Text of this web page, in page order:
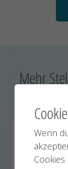
Mehr
Assistant
Wenn